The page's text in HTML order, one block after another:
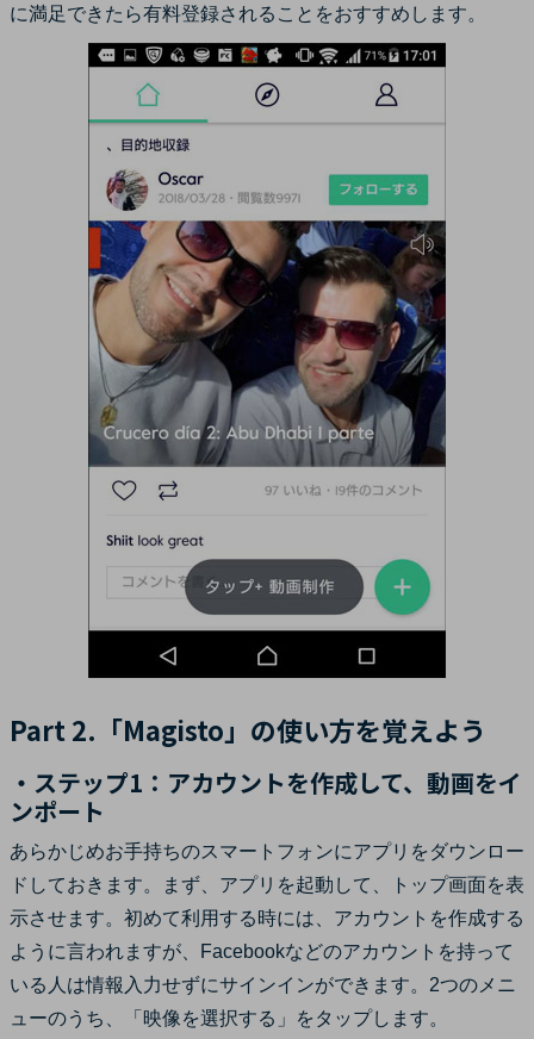
に満足できたら有料登録されることをおすすめします。
Part 2.「Magisto」の使い方を覚えよう
・ステップ1：アカウントを作成して、動画をイ
ンポート
あらかじめお手持ちのスマートフォンにアプリをダウンロー
ドしておきます。まず、アプリを起動して、トップ画面を表
示させます。初めて利用する時には、アカウントを作成する
ように言われますが、Facebookなどのアカウントを持って
いる人は情報入力せずにサインインができます。2つのメニ
ューのうち、「映像を選択する」をタップします。